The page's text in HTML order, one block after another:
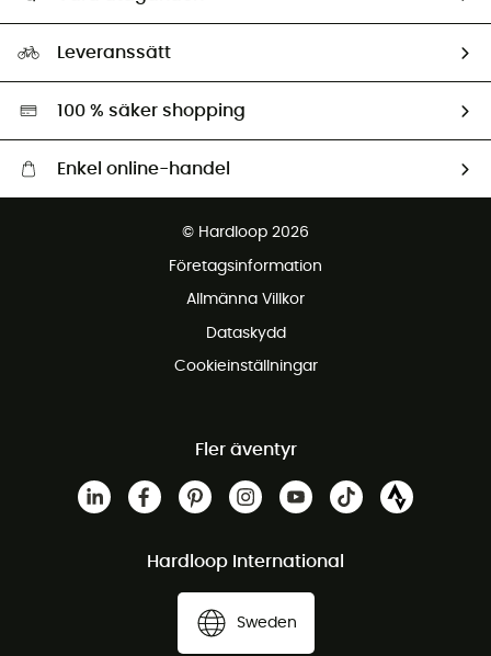
Ambassadörer
Miljöanpassat urval
Leveranssätt
100 % säker shopping
Enkel online-handel
© Hardloop 2026
Företagsinformation
Allmänna Villkor
Dataskydd
Cookieinställningar
Fler äventyr
Hardloop International
Sweden